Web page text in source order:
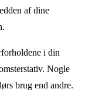
af dine
i din
Nogle
brug end andre.